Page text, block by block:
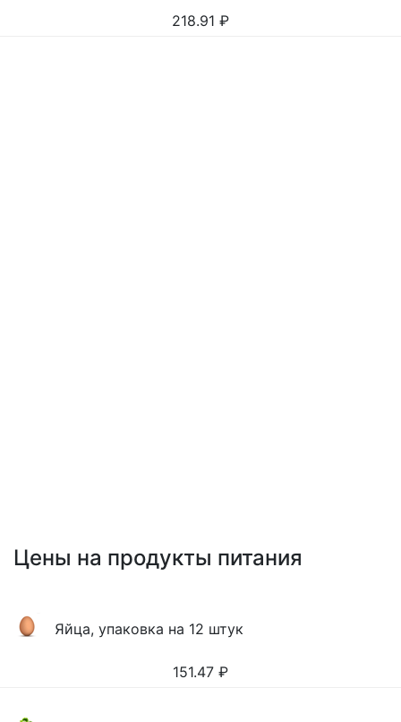
218.91 ₽
Цены на продукты питания
Яйца, упаковка на 12 штук
151.47 ₽